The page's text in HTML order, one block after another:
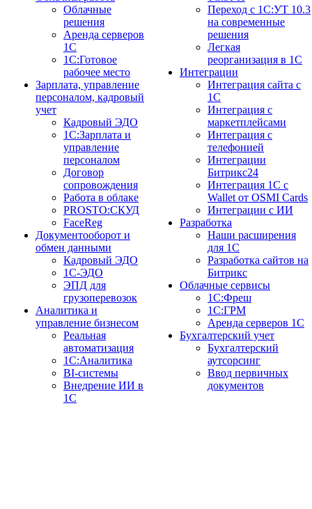
Облачные
решения
Аренда серверов
1С
1C:Готовое
рабочее место
Зарплата, управление
персоналом, кадровый
учет
Кадровый ЭДО
1С:Зарплата и
управление
персоналом
Договор
сопровождения
Работа в облаке
PROSTO:СКУД
FaceReg
Документооборот и
обмен данными
Кадровый ЭДО
1С-ЭДО
ЭПД для
грузоперевозок
Аналитика и
управление бизнесом
Реальная
автоматизация
1С:Аналитика
BI-системы
Внедрение ИИ в
1С
Переход с 1С:УТ 10.3
на современные
решения
Легкая
реорганизация в 1С
Интеграции
Интеграция сайта с
1С
Интеграция с
маркетплейсами
Интеграция с
телефонией
Интеграции
Битрикс24
Интеграция 1С с
Wallet от OSMI Cards
Интеграции с ИИ
Разработка
Наши расширения
для 1С
Разработка сайтов на
Битрикс
Облачные сервисы
1С:Фреш
1С:ГРМ
Аренда серверов 1С
Бухгалтерский учет
Бухгалтерский
аутсорсинг
Ввод первичных
документов